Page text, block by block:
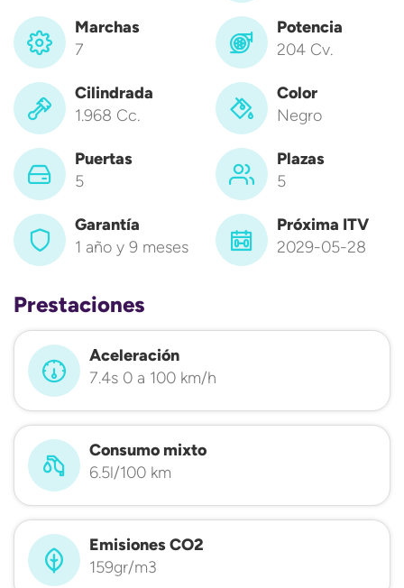
Marchas
7
Potencia
204 Cv.
Cilindrada
1.968 Cc.
Color
Negro
Puertas
5
Plazas
5
Garantía
1 año y 9 meses
Próxima ITV
2029-05-28
Prestaciones
Aceleración
7.4s 0 a 100 km/h
Consumo mixto
6.5l/100 km
Emisiones CO2
159gr/m3